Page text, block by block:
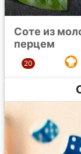
Соте из
перцем